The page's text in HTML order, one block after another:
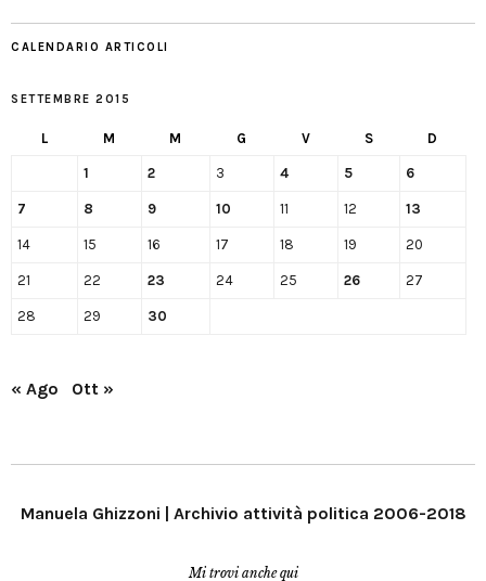
CALENDARIO ARTICOLI
SETTEMBRE 2015
L M M G V S D
1 2 3 4 5 6
7 8 9 10 11 12 13
14 15 16 17 18 19 20
21 22 23 24 25 26 27
28 29 30
« Ago Ott »
Manuela Ghizzoni | Archivio attività politica 2006-2018
Mi trovi anche qui